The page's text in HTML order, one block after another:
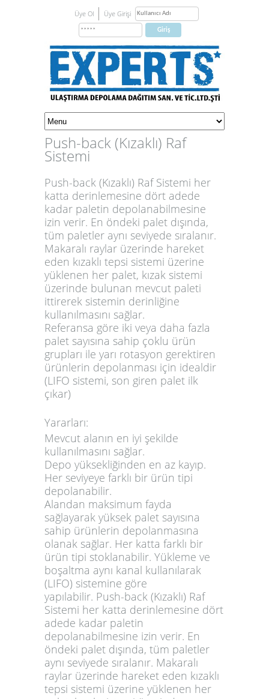
Üye Ol Üye Girişi
Push-back (Kızaklı) Raf
Sistemi
Push-back (Kızaklı) Raf Sistemi her
katta derinlemesine dört adede
kadar paletin depolanabilmesine
izin verir. En öndeki palet dışında,
tüm paletler aynı seviyede sıralanır.
Makaralı raylar üzerinde hareket
eden kızaklı tepsi sistemi üzerine
yüklenen her palet, kızak sistemi
üzerinde bulunan mevcut paleti
ittirerek sistemin derinliğine
kullanılmasını sağlar.
Referansa göre iki veya daha fazla
palet sayısına sahip çoklu ürün
grupları ile yarı rotasyon gerektiren
ürünlerin depolanması için idealdir
(LIFO sistemi, son giren palet ilk
çıkar)
Yararları:
Mevcut alanın en iyi şekilde
kullanılmasını sağlar.
Depo yüksekliğinden en az kayıp.
Her seviyeye farklı bir ürün tipi
depolanabilir.
Alandan maksimum fayda
sağlayarak yüksek palet sayısına
sahip ürünlerin depolanmasına
olanak sağlar. Her katta farklı bir
ürün tipi stoklanabilir. Yükleme ve
boşaltma aynı kanal kullanılarak
(LIFO) sistemine göre
yapılabilir. Push-back (Kızaklı) Raf
Sistemi her katta derinlemesine dört
adede kadar paletin
depolanabilmesine izin verir. En
öndeki palet dışında, tüm paletler
aynı seviyede sıralanır. Makaralı
raylar üzerinde hareket eden kızaklı
tepsi sistemi üzerine yüklenen her